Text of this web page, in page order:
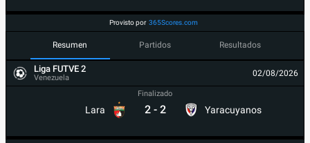
Provisto por 365Scores.com
Resumen Partidos Resultados
Liga FUTVE 2
Venezuela 02/08/2026
Lara
Finalizado
2 - 2 Yaracuyanos